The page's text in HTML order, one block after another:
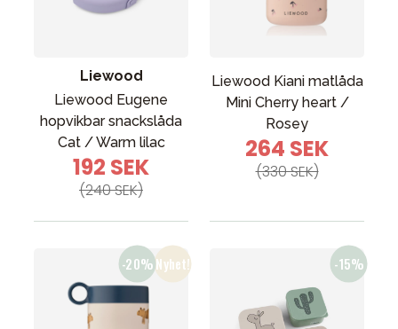
Liewood
Liewood Eugene
hopvikbar snackslåda
Cat / Warm lilac
192 SEK
(240 SEK)
Liewood Kiani matlåda
Mini Cherry heart /
Rosey
264 SEK
(330 SEK)